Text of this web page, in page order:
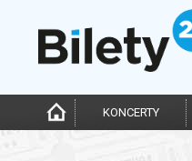
KONCERTY